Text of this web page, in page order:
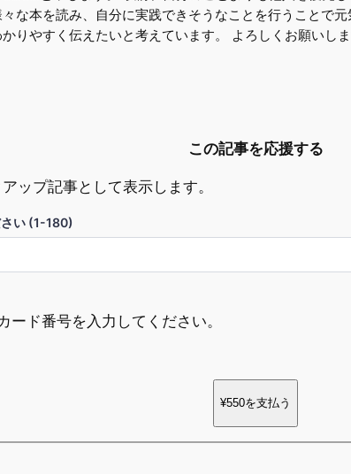
な本を読み、自分に実践できそうなことを行うことで
かりやすく伝えたいと考えています。 よろしくお願い
この記事を応援する
ップ記事として表示します。
い (1-180)
ード番号を入力してください。
¥550を支払う